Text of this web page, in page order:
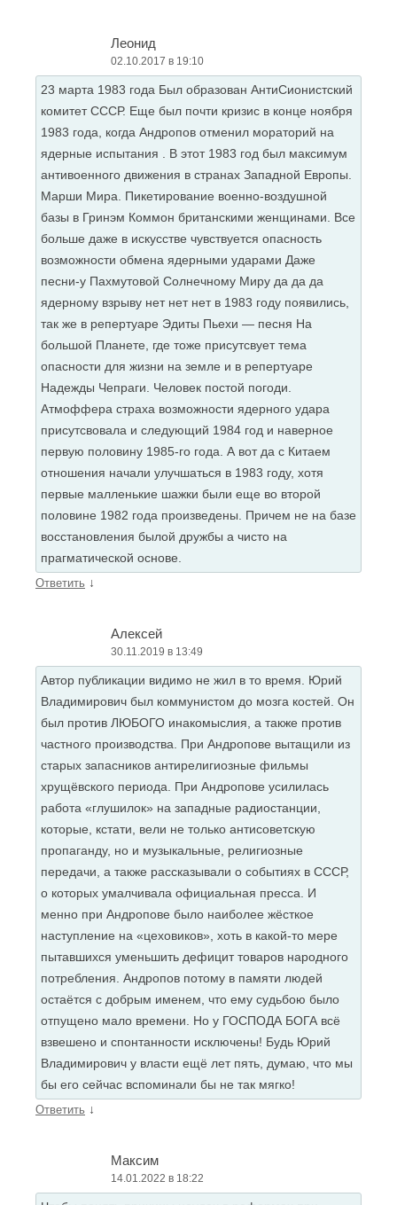
Леонид
02.10.2017 в 19:10
23 марта 1983 года Был образован АнтиСионистский
комитет СССР. Еще был почти кризис в конце ноября
1983 года, когда Андропов отменил мораторий на
ядерные испытания . В этот 1983 год был максимум
антивоенного движения в странах Западной Европы.
Марши Мира. Пикетирование военно-воздушной
базы в Гринэм Коммон британскими женщинами. Все
больше даже в искусстве чувствуется опасность
возможности обмена ядерными ударами Даже
песни-у Пахмутовой Солнечному Миру да да да
ядерному взрыву нет нет нет в 1983 году появились,
так же в репертуаре Эдиты Пьехи — песня На
большой Планете, где тоже присутсвует тема
опасности для жизни на земле и в репертуаре
Надежды Чепраги. Человек постой погоди.
Атмоффера страха возможности ядерного удара
присутсвовала и следующий 1984 год и наверное
первую половину 1985-го года. А вот да с Китаем
отношения начали улучшаться в 1983 году, хотя
первые малленькие шажки были еще во второй
половине 1982 года произведены. Причем не на базе
восстановления былой дружбы а чисто на
прагматической основе.
Ответить ↓
Алексей
30.11.2019 в 13:49
Автор публикации видимо не жил в то время. Юрий
Владимирович был коммунистом до мозга костей. Он
был против ЛЮБОГО инакомыслия, а также против
частного производства. При Андропове вытащили из
старых запасников антирелигиозные фильмы
хрущёвского периода. При Андропове усилилась
работа «глушилок» на западные радиостанции,
которые, кстати, вели не только антисоветскую
пропаганду, но и музыкальные, религиозные
передачи, а также рассказывали о событиях в СССР,
о которых умалчивала официальная пресса. И
менно при Андропове было наиболее жёсткое
наступление на «цеховиков», хоть в какой-то мере
пытавшихся уменьшить дефицит товаров народного
потребления. Андропов потому в памяти людей
остаётся с добрым именем, что ему судьбою было
отпущено мало времени. Но у ГОСПОДА БОГА всё
взвешено и спонтанности исключены! Будь Юрий
Владимирович у власти ещё лет пять, думаю, что мы
бы его сейчас вспоминали бы не так мягко!
Ответить ↓
Максим
14.01.2022 в 18:22